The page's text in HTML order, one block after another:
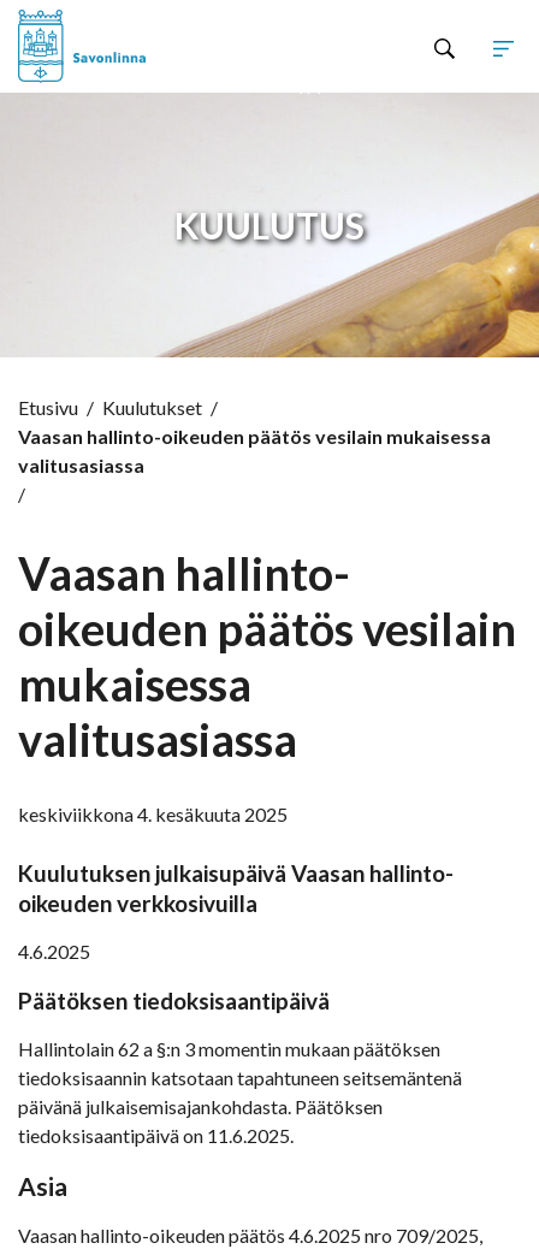
KUULUTUS
Etusivu / Kuulutukset /
Vaasan hallinto-oikeuden päätös vesilain mukaisessa
valitusasiassa
/
Vaasan hallinto-
oikeuden päätös vesilain
mukaisessa
valitusasiassa
keskiviikkona 4. kesäkuuta 2025
Kuulutuksen julkaisupäivä Vaasan hallinto-
oikeuden verkkosivuilla
4.6.2025
Päätöksen tiedoksisaantipäivä
Hallintolain 62 a §:n 3 momentin mukaan päätöksen
tiedoksisaannin katsotaan tapahtuneen seitsemäntenä
päivänä julkaisemisajankohdasta. Päätöksen
tiedoksisaantipäivä on 11.6.2025.
Asia
Vaasan hallinto-oikeuden päätös 4.6.2025 nro 709/2025,